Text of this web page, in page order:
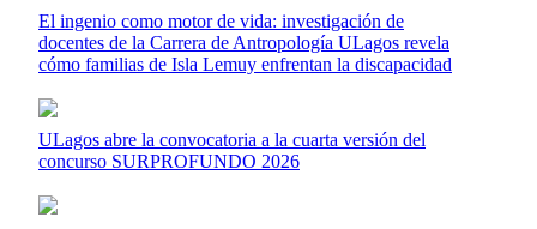
El ingenio como motor de vida: investigación de
docentes de la Carrera de Antropología ULagos revela
cómo familias de Isla Lemuy enfrentan la discapacidad
ULagos abre la convocatoria a la cuarta versión del
concurso SURPROFUNDO 2026